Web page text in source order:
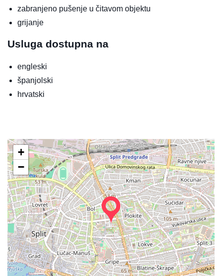
zabranjeno pušenje u čitavom objektu
grijanje
Usluga dostupna na
engleski
španjolski
hrvatski
+
−